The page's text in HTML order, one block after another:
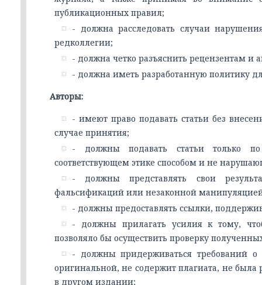
публикационных правил;
- должна расследовать случаи
редколлегии;
- должна четко разъяснить рецензентам и
- должна иметь разработанную политику
Авторы:
- имеют право подавать статьи без
случае принятия;
- должны подавать статьи только
соответствующем этике способом и не
- должны представлять свои
фальсификаций или незаконной
- должны предоставлять ссылки,
- должны прилагать усилия к тому,
позволяло бы осуществить проверку
- должны придерживаться требований о
оригинальной, не содержит плагиата, не
в другом издании;